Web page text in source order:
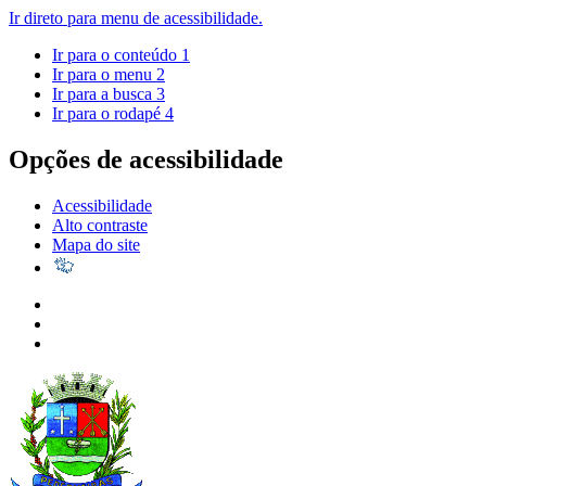
Ir direto para menu de acessibilidade.
Ir para o conteúdo 1
Ir para o menu 2
Ir para a busca 3
Ir para o rodapé 4
Opções de acessibilidade
Acessibilidade
Alto contraste
Mapa do site